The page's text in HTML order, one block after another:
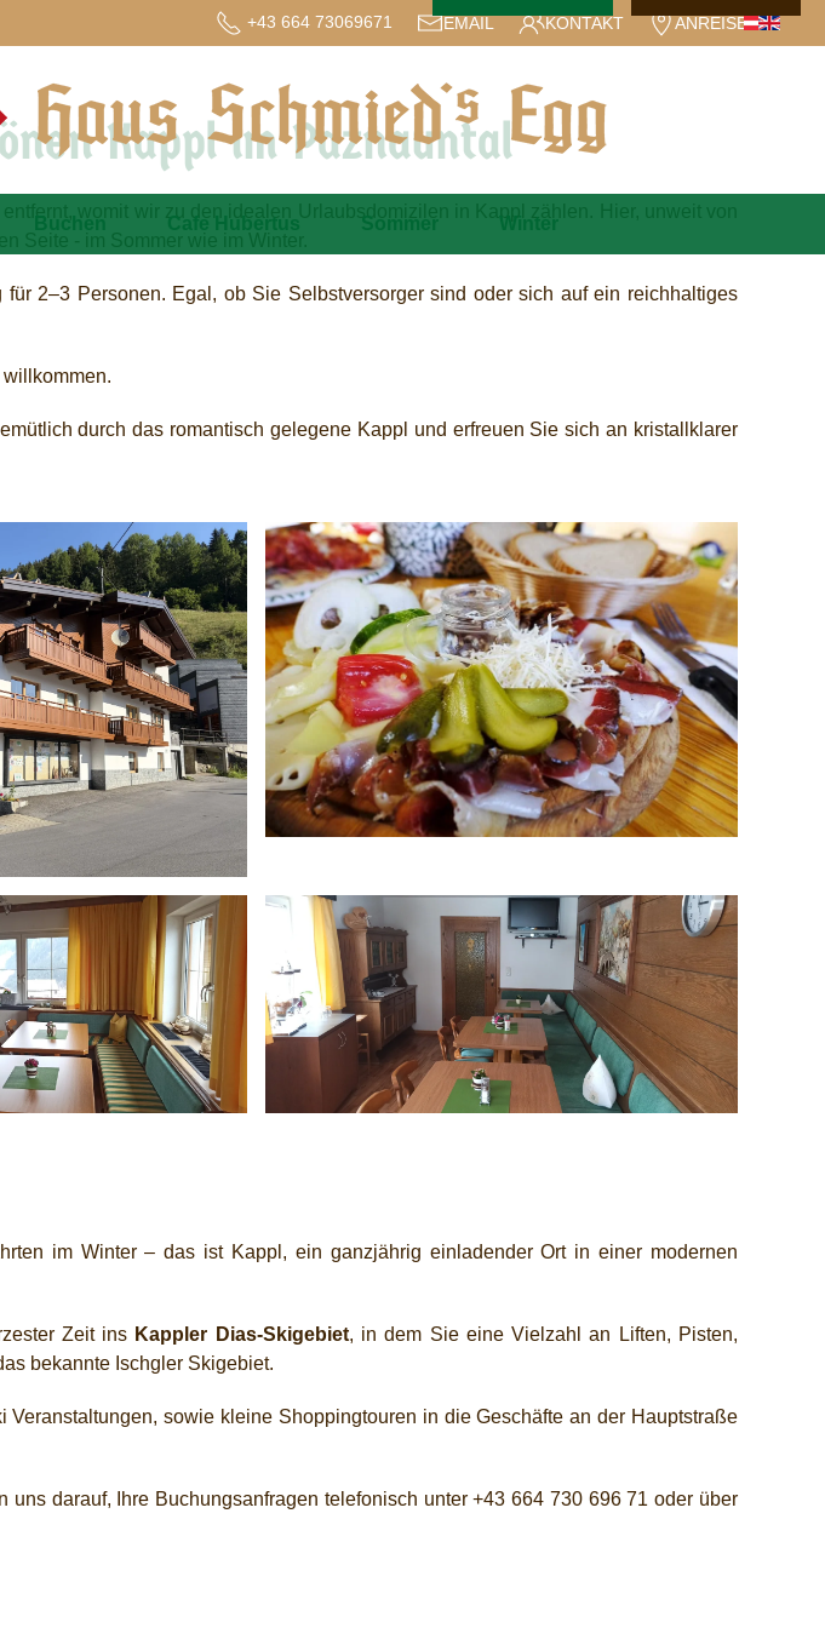
+43 664 73069671 EMAIL KONTAKT ANREISE
Buchen Cafe Hubertus Sommer Winter
Kappl im Paznauntal
womit wir zu den idealen Urlaubsdomizilen in Kappl zählen. Hier, unweit von
Seite - im Sommer wie im Winter.
2–3 Personen. Egal, ob Sie Selbstversorger sind oder sich auf ein reichhaltiges
durch das romantisch gelegene Kappl und erfreuen Sie sich an kristallklarer
im Winter – das ist Kappl, ein ganzjährig einladender Ort in einer modernen
Zeit ins Kappler Dias-Skigebiet, in dem Sie eine Vielzahl an Liften, Pisten,
bekannte Ischgler Skigebiet.
sowie kleine Shoppingtouren in die Geschäfte an der Hauptstraße
darauf, Ihre Buchungsanfragen telefonisch unter +43 664 730 696 71 oder über